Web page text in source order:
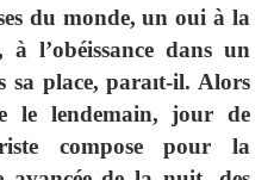
du monde, un oui à la
l’obéissance dans un
place, paraıt‐il. Alors
le lendemain, jour de
compose pour la